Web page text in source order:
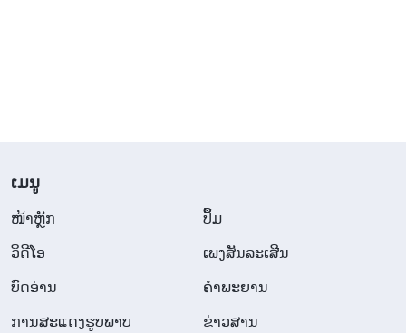
ມັນໄດ້ຖືກຈັດແຈງໄວ້ແລ້ວ, ຂ້ອຍໄດ້ຮັບເອົາລູກປືນນັ້ນຢ່າງບໍ່
ເຕັມໃຈ. ໃນການສົນທະນາວຽກຕັ້ງແຕ່ນັ້ນມາ, ຂ້ອຍພົບວ່າ
ສະບາຍໃຈແທ້ໆ ແລະ ຮູ້ສຶກວ່າຜູ້ນຳບໍ່ໄດ້ຄິດຫຍັງຫຼາຍກັບ
ຂ້ອຍ. ຂ້ອຍເລີ່ມບໍ່ພໍໃຈກັບລາວ. ແຕ່ຍິ່ງໄປກວ່ານັ້ນ, ຂ້ອຍຕໍ່
ຕ້ານເອື້ອຍຫຼິວ. ຂ້ອຍບໍ່ສາມາດຮັບເອົາລາວໄດ້. ສະນັ້ນ ເມື່ອ
​ເມ​ນູ
​ໜ້າຫຼັກ
ປຶ້ມ
ວິ​ດີ​ໂອ
ເພງສັນລະເສີນ
ບົດອ່ານ
ຄຳພະຍານ
ການສະແດງຮູບພາບ
ຂ່າວສານ